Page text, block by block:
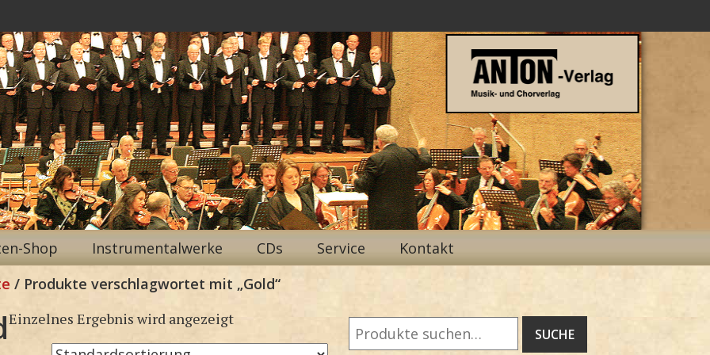
Shop Instrumentalwerke CDs Service Kontakt
/ Produkte verschlagwortet mit „Gold“
Suche
nach:
SUCHE
Einzelnes Ergebnis wird angezeigt